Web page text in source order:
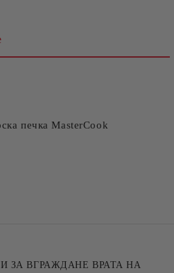
печка MasterCook
ЗА ВГРАЖДАНЕ ВРАТА НА